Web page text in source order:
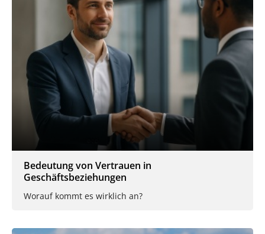
Bedeutung von Vertrauen in
Geschäftsbeziehungen
Worauf kommt es wirklich an?